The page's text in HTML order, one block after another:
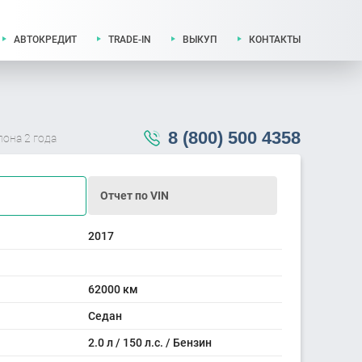
АВТОКРЕДИТ TRADE-IN ВЫКУП КОНТАКТЫ
2 года 8 (800) 500 4358
Отчет по VIN
2017
62000 км
Седан
2.0 л / 150 л.с. / Бензин